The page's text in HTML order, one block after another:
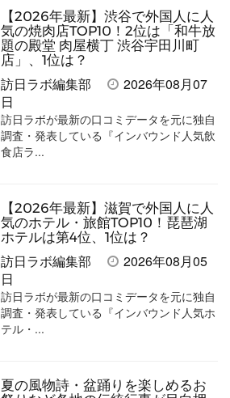
ブ
ッ
ク
マ
ー
ク
加
事
を
購
読
す
る
ガ
登
録
す
る
【2026年最新】渋谷で外国人に人
気の焼肉店TOP10！2位は「和牛放
題の殿堂 肉屋横丁 渋谷宇田川町
店」、1位は？
訪日ラボ編集部
2026年08月07
日
訪日ラボが最新の口コミデータを元に独自
調査・発表している『インバウンド人気飲
食店ラ...
【2026年最新】滋賀で外国人に人
気のホテル・旅館TOP10！琵琶湖
ホテルは第4位、1位は？
訪日ラボ編集部
2026年08月05
日
訪日ラボが最新の口コミデータを元に独自
調査・発表している『インバウンド人気ホ
テル・...
夏の風物詩・盆踊りを楽しめるお